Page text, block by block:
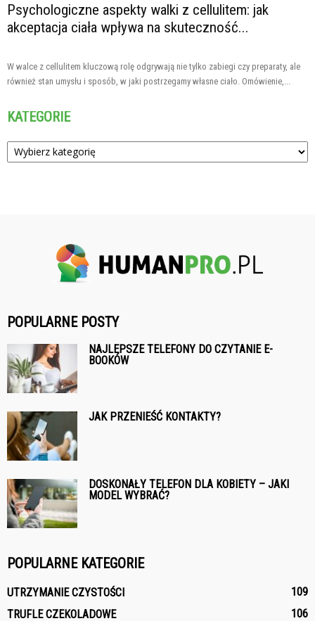
Psychologiczne aspekty walki z cellulitem: jak
akceptacja ciała wpływa na skuteczność...
W walce z cellulitem kluczową rolę odgrywają nie tylko zabiegi czy preparaty, ale
również stan umysłu i sposób, w jaki postrzegamy własne ciało. Omówienie,...
KATEGORIE
Kategorie
POPULARNE POSTY
NAJLEPSZE TELEFONY DO CZYTANIE E-
BOOKÓW
JAK PRZENIEŚĆ KONTAKTY?
DOSKONAŁY TELEFON DLA KOBIETY – JAKI
MODEL WYBRAĆ?
POPULARNE KATEGORIE
UTRZYMANIE CZYSTOŚCI
109
TRUFLE CZEKOLADOWE
106